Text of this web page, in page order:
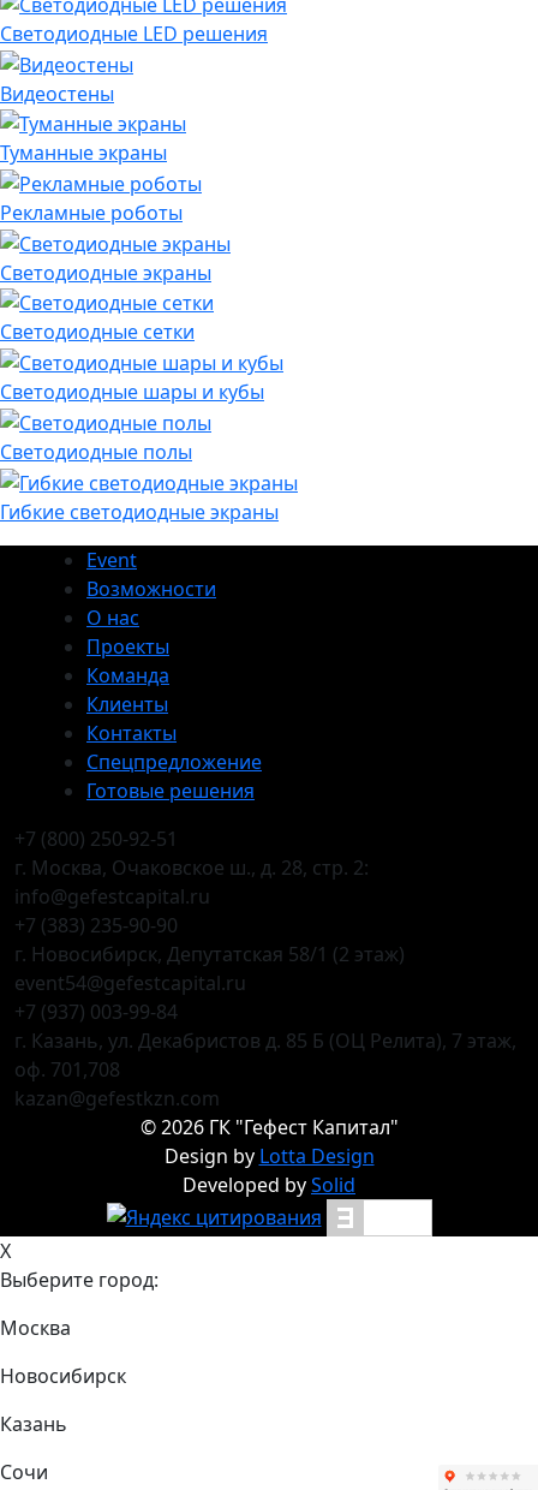
Светодиодные LED решения
Видеостены
Туманные экраны
Рекламные роботы
Светодиодные экраны
Светодиодные сетки
Светодиодные шары и кубы
Светодиодные полы
Гибкие светодиодные экраны
Event
Возможности
О нас
Проекты
Команда
Клиенты
Контакты
Спецпредложение
Готовые решения
+7 (800) 250-92-51
г. Москва, Очаковское ш., д. 28, стр. 2:
info@gefestcapital.ru
+7 (383) 235-90-90
г. Новосибирск, Депутатская 58/1 (2 этаж)
event54@gefestcapital.ru
+7 (937) 003-99-84
г. Казань, ул. Декабристов д. 85 Б (ОЦ Релита), 7 этаж,
оф. 701,708
kazan@gefestkzn.com
©2026ГК "Гефест Капитал"
Design by Lotta Design
Developed bySolid
X
Выберите город:
Москва
Новосибирск
Казань
Сочи